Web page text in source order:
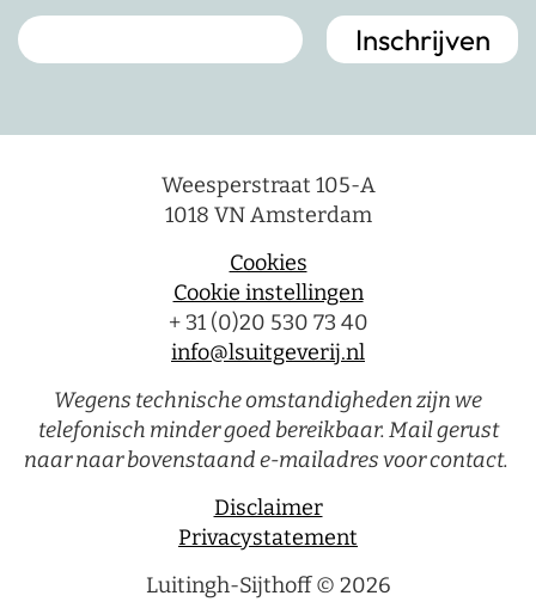
Weesperstraat 105-A
1018 VN Amsterdam
Cookies
Cookie instellingen
+ 31 (0)20 530 73 40
info@lsuitgeverij.nl
Wegens technische omstandigheden zijn we
telefonisch minder goed bereikbaar. Mail gerust
naar naar bovenstaand e-mailadres voor contact.
Disclaimer
Privacystatement
Luitingh-Sijthoff © 2026